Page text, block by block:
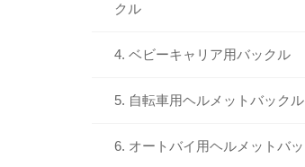
クル
4. ベビーキャリア用バックル
5. 自転車用ヘルメットバックル
6. オートバイ用ヘルメットバッ